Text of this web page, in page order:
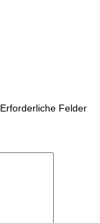
Erforderliche Felder